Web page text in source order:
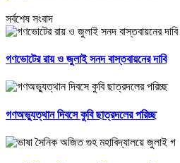
সর্বশেষ সংবাদ
গণভোটের রায় ও জুলাই সনদ বাস্তবায়নের দাবি
গণঅভ্যুত্থান দিবসে কুবি ছাত্রদলের পরিচ্ছ